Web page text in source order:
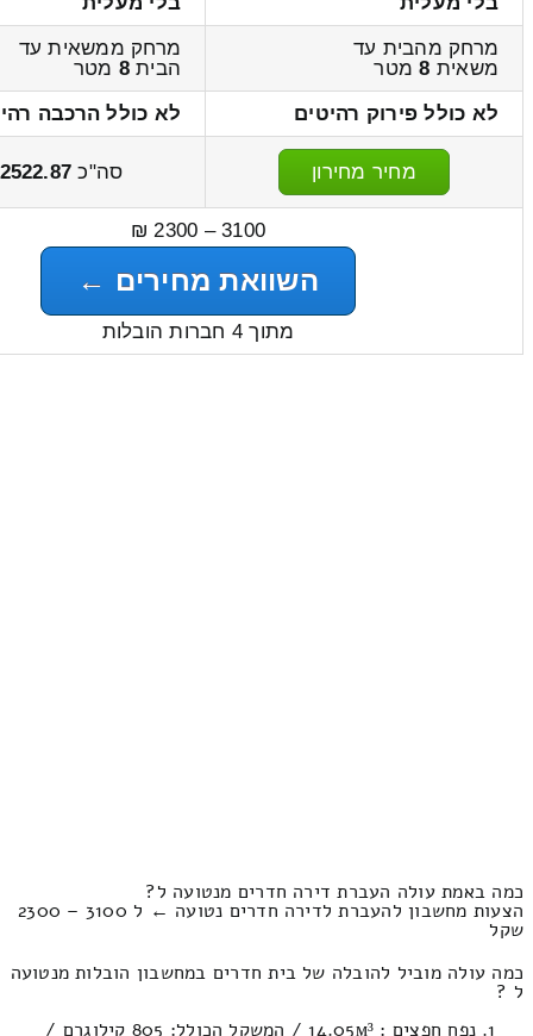
מרחק מהבית עד
משאית 8מטר
מרחק ממשאית עד
הבית8 מטר
לא כולל פירוק רהיטים
לא כולל הרכבה
מחיר מחירון סה"כ 2522.87
3100 – 2300 ₪
השוואת מחירים ←
מתוך 4 חברות הובלות
כמה באמת עולה העברת דירה חדרים מנטועה ל?
הצעות מחשבון להעברת לדירה חדרים נטועה ← ל 3100 – 2300
שקל
כמה עולה מוביל להובלה של בית חדרים במחשבון הובלות מנטועה
ל ?
נפח חפצים : 14.05м³ / המשקל הכולל: 805 קילוגרם /